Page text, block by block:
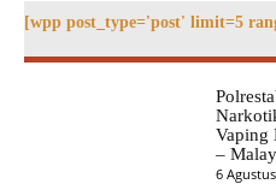
[wpp post_type='post' limit=5
Vaping
–
6